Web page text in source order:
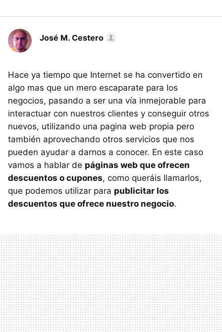
José M. Cestero
Hace ya tiempo que Internet se ha convertido en
algo mas que un mero escaparate para los
negocios, pasando a ser una vía inmejorable para
interactuar con nuestros clientes y conseguir otros
nuevos, utilizando una pagina web propia pero
también aprovechando otros servicios que nos
pueden ayudar a darnos a conocer. En este caso
vamos a hablar de páginas web que ofrecen
descuentos o cupones, como queráis llamarlos,
que podemos utilizar para publicitar los
descuentos que ofrece nuestro negocio.